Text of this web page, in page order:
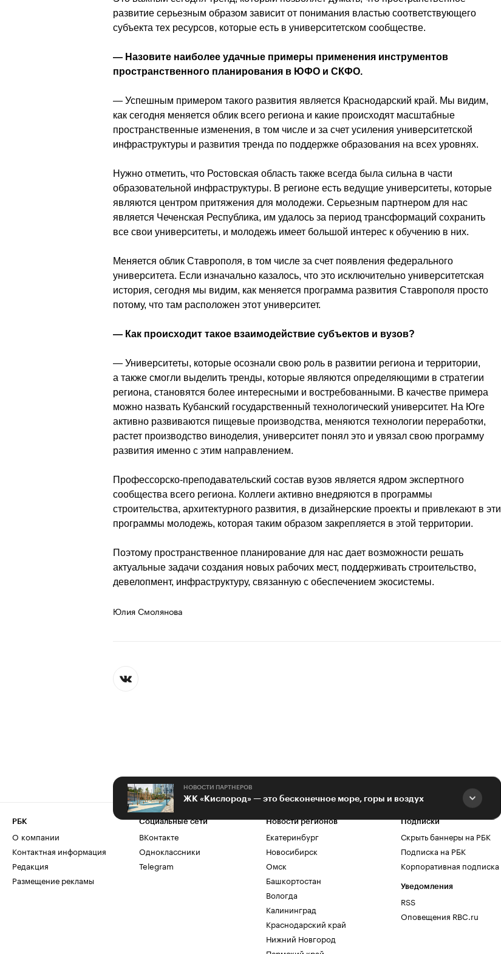
развитие серьезным образом зависит от понимания властью соответствующего
субъекта тех ресурсов, которые есть в университетском сообществе.
— Назовите наиболее удачные примеры применения инструментов
пространственного планирования в ЮФО и СКФО.
— Успешным примером такого развития является Краснодарский край. Мы видим,
как сегодня меняется облик всего региона и какие происходят масштабные
пространственные изменения, в том числе и за счет усиления университетской
инфраструктуры и развития тренда по поддержке образования на всех уровнях.
Нужно отметить, что Ростовская область также всегда была сильна в части
образовательной инфраструктуры. В регионе есть ведущие университеты, которые
являются центром притяжения для молодежи. Серьезным партнером для нас
является Чеченская Республика, им удалось за период трансформаций сохранить
все свои университеты, и молодежь имеет большой интерес к обучению в них.
Меняется облик Ставрополя, в том числе за счет появления федерального
университета. Если изначально казалось, что это исключительно университетская
история, сегодня мы видим, как меняется программа развития Ставрополя просто
потому, что там расположен этот университет.
— Как происходит такое взаимодействие субъектов и вузов?
— Университеты, которые осознали свою роль в развитии региона и территории,
а также смогли выделить тренды, которые являются определяющими в стратегии
региона, становятся более интересными и востребованными. В качестве примера
можно назвать Кубанский государственный технологический университет. На Юге
активно развиваются пищевые производства, меняются технологии переработки,
растет производство виноделия, университет понял это и увязал свою программу
развития именно с этим направлением.
Профессорско-преподавательский состав вузов является ядром экспертного
сообщества всего региона. Коллеги активно внедряются в программы
строительства, архитектурного развития, в дизайнерские проекты и привлекают в эти
программы молодежь, которая таким образом закрепляется в этой территории.
Поэтому пространственное планирование для нас дает возможности решать
актуальные задачи создания новых рабочих мест, поддерживать строительство,
девелопмент, инфраструктуру, связанную с обеспечением экосистемы.
Юлия Смолянова
НОВОСТИ ПАРТНЕРОВ
ЖК «Кислород» — это бесконечное море, горы и воздух
РБК
О компании
Контактная информация
Редакция
Размещение рекламы
Социальные сети
ВКонтакте
Одноклассники
Telegram
Новости регионов
Екатеринбург
Новосибирск
Омск
Башкортостан
Вологда
Калининград
Краснодарский край
Нижний Новгород
Подписки
Скрыть баннеры на РБК
Подписка на РБК
Корпоративная подписка
Уведомления
RSS
Оповещения RBC.ru